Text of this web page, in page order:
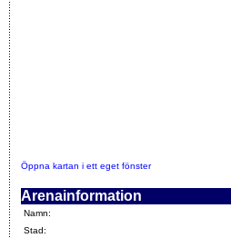
Öppna kartan i ett eget fönster
Arenainformation
Namn:
Stad: